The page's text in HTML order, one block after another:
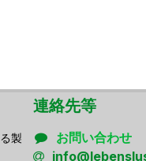
製
連絡先等
お問い合わせ